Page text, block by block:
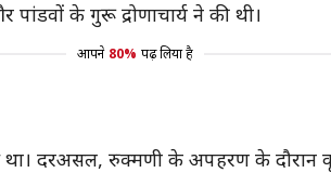
के गुरू द्रोणाचार्य ने की थी।
आपने 80% पढ़ लिया है
दरअसल, रुक्मणी के अपहरण के दौरान